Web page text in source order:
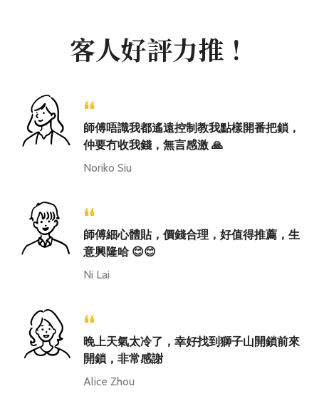
客人好評力推！
“
師傅唔識我都遙遠控制教我點樣開番把鎖，
仲要冇收我錢，無言感激 🙏
Noriko Siu
“
師傅細心體貼，價錢合理，好值得推薦，生
意興隆哈 😊😊
Ni Lai
“
晚上天氣太冷了，幸好找到獅子山開鎖前來
開鎖，非常感謝
Alice Zhou